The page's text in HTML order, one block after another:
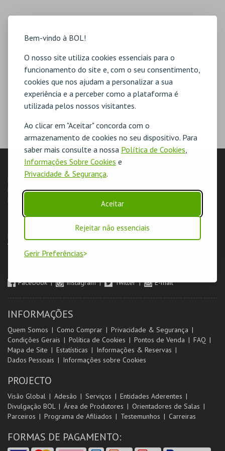
Bem-vindo à BOL!
O nosso site utiliza cookies essenciais para o
funcionamento do site e, com o seu consentimento,
cookies que nos ajudam a personalizar a sua
experiência e a perceber como a plataforma é
utilizada pelos nossos visitantes.
Ao clicar em "Aceitar" concorda com o
armazenamento de cookies no seu dispositivo. Para
saber mais consulte a nossa Política de Cookies
Informações Sobre Cookies e
Privacidade & Segurança.
Aceitar
Rejeitar não essenciais
Gerir Preferências
LOJA
Pesquisar Carrinho de compras
Packs
Livro de Reclamações
Login & Registo de Clientes
Minha Conta
DESTAQUES
BOL News
Visitar Salas 360º
Facebook Instagram Twitter E-mail
INFORMAÇÕES
Quem Somos Como Comprar
Privacidade & Segurança
Condições Gerais
Política de Cookies Pontos de Venda
FAQ
Mapa de Site
Estatísticas
Informações & Reservas
Dados Pessoais
Informações sobre Cookies
PROJECTO
Visão Global Adesão Serviços
Entidades Aderentes
Divulgação BOL
Área de Produtores
Orientadores de Salas
Parceiros
Programa de Afiliados Testemunhos Carreiras
FORMAS DE PAGAMENTO: